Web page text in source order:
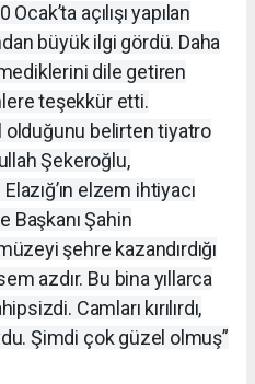
açılışı yapılan
büyük ilgi gördü. Daha
dile getiren
teşekkür etti.
belirten tiyatro
Şekeroğlu,
elzem ihtiyacı
Başkanı Şahin
şehre kazandırdığı
azdır. Bu bina yıllarca
Camları kırılırdı,
Şimdi çok güzel olmuş”